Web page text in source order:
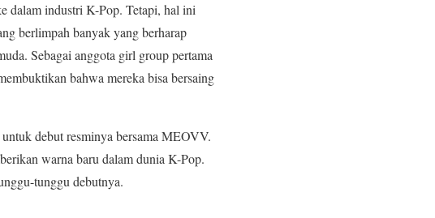
dalam industri K-Pop. Tetapi, hal ini
berlimpah banyak yang berharap
Sebagai anggota girl group pertama
bahwa mereka bisa bersaing
debut resminya bersama MEOVV.
warna baru dalam dunia K-Pop.
tunggu debutnya.